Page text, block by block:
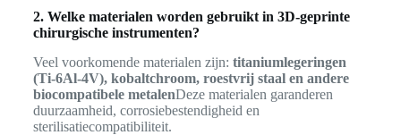
2. Welke materialen worden gebruikt in 3D-geprinte
chirurgische instrumenten?
Veel voorkomende materialen zijn: titaniumlegeringen
(Ti-6Al-4V), kobaltchroom, roestvrij staal en andere
biocompatibele metalenDeze materialen garanderen
duurzaamheid, corrosiebestendigheid en
sterilisatiecompatibiliteit.